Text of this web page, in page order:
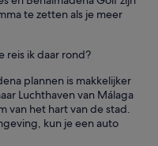
te zetten als je meer
reis ik daar rond?
plannen is makkelijker
Luchthaven van Málaga
van het hart van de stad.
kun je een auto